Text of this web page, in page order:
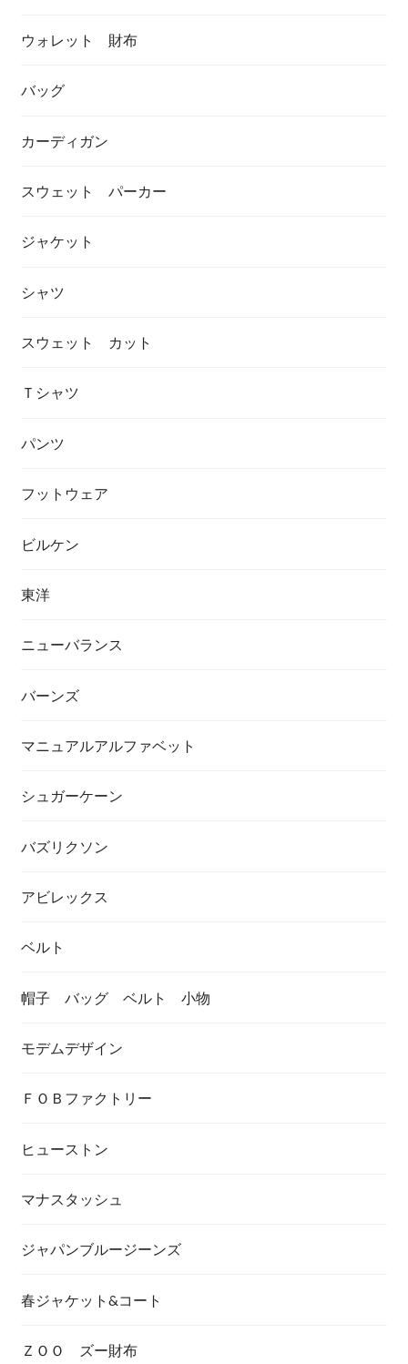
ウォレット 財布
バッグ
カーディガン
スウェット パーカー
ジャケット
シャツ
スウェット カット
Ｔシャツ
パンツ
フットウェア
ビルケン
東洋
ニューバランス
バーンズ
マニュアルアルファベット
シュガーケーン
バズリクソン
アビレックス
ベルト
帽子 バッグ ベルト 小物
モデムデザイン
ＦＯＢファクトリー
ヒューストン
マナスタッシュ
ジャパンブルージーンズ
春ジャケット&コート
ＺＯＯ ズー財布